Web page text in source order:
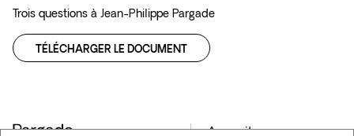
Trois questions à Jean-Philippe Pargade
TÉLÉCHARGER LE DOCUMENT
Accueil